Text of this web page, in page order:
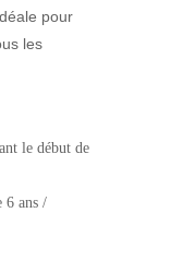
pour
les
le début de
6 ans /